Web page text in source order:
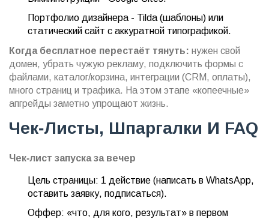
Портфолио дизайнера - Tilda (шаблоны) или
статический сайт с аккуратной типографикой.
Когда бесплатное перестаёт тянуть: нужен свой
домен, убрать чужую рекламу, подключить формы с
файлами, каталог/корзина, интеграции (CRM, оплаты),
много страниц и трафика. На этом этапе «копеечные»
апгрейды заметно упрощают жизнь.
Чек‑листы, Шпаргалки И FAQ
Чек‑лист запуска за вечер
Цель страницы: 1 действие (написать в WhatsApp,
оставить заявку, подписаться).
Оффер: «что, для кого, результат» в первом